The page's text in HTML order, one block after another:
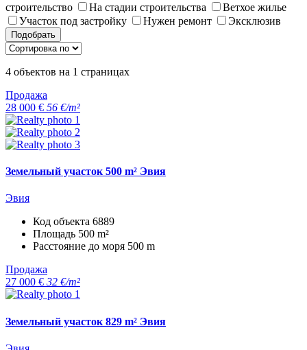
строительство
На стадии строительства
Ветхое жилье
Участок под застройку
Нужен ремонт Эксклюзив
Подобрать
4 объектов на 1 страницах
Продажа
28 000 € 56 €/m²
Земельный участок 500 m² Эвия
Эвия
Код объекта 6889
Площадь 500 m²
Расстояние до моря 500 m
Продажа
27 000 € 32 €/m²
Земельный участок 829 m² Эвия